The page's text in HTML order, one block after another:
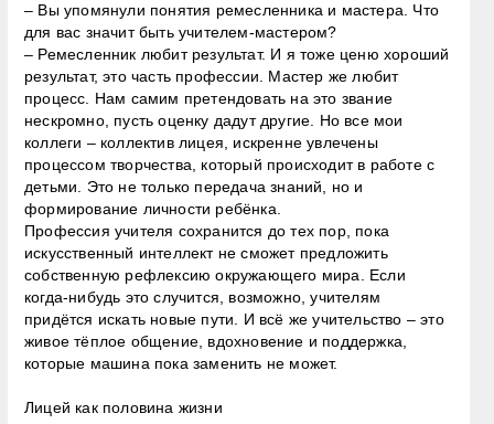
– Вы упомянули понятия ремесленника и мастера. Что
для вас значит быть учителем-мастером?
– Ремесленник любит результат. И я тоже ценю хороший
результат, это часть профессии. Мастер же любит
процесс. Нам самим претендовать на это звание
нескромно, пусть оценку дадут другие. Но все мои
коллеги – коллектив лицея, искренне увлечены
процессом творчества, который происходит в работе с
детьми. Это не только передача знаний, но и
формирование личности ребёнка.
Профессия учителя сохранится до тех пор, пока
искусственный интеллект не сможет предложить
собственную рефлексию окружающего мира. Если
когда-нибудь это случится, возможно, учителям
придётся искать новые пути. И всё же учительство – это
живое тёплое общение, вдохновение и поддержка,
которые машина пока заменить не может.
Лицей как половина жизни